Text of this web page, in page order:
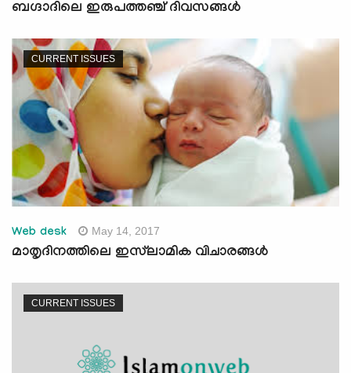
ബഗ്ദാദിലെ ഇരുപത്തഞ്ച് ദിവസങ്ങള്‍
CURRENT ISSUES
Web desk May 14, 2017
മാതൃദിനത്തിലെ ഇസ്‌ലാമിക വിചാരങ്ങള്‍
CURRENT ISSUES